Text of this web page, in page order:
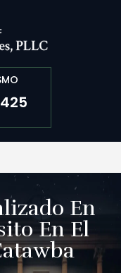
En
En El